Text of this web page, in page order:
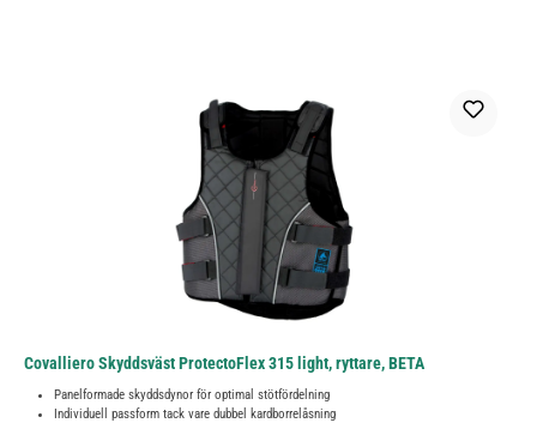
Covalliero Skyddsväst ProtectoFlex 315 light, ryttare, BETA
Panelformade skyddsdynor för optimal stötfördelning
Individuell passform tack vare dubbel kardborrelåsning